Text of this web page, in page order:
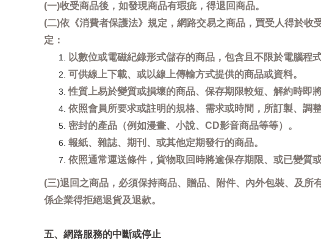
(一)收受商品後，如發現商品有瑕疵，得退回商品。
(二)依《消費者保護法》規定，網路交易之商品，買受人得於
定：
以數位或電磁紀錄形式儲存的商品，包含且不限於電腦程
可供線上下載、或以線上傳輸方式提供的商品或資料。
性質上易於變質或損壞的商品、保存期限較短、解約時即
依照會員所要求或註明的規格、需求或時間，所訂製、調
密封的產品（例如漫畫、小說、CD影音商品等等）。
報紙、雜誌、期刊、或其他定期發行的商品。
依照通常運送條件，貨物取回時將逾保存期限、或已變質或
(三)退回之商品，必須保持商品、贈品、附件、內外包裝、及
係企業得拒絕退貨及退款。
五、網路服務的中斷或停止